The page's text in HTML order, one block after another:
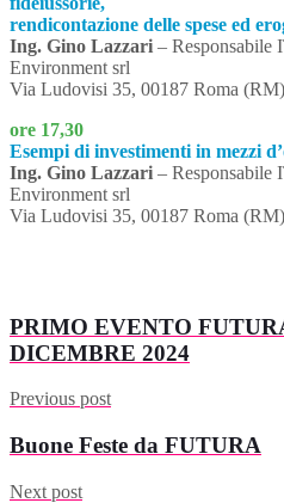
rendicontazione delle spese ed
Ing. Gino Lazzari – Responsabile
Environment srl
Via Ludovisi 35, 00187 Roma (RM)
ore 17,30
Esempi di investimenti in mezzi
Ing. Gino Lazzari – Responsabile
Environment srl
Via Ludovisi 35, 00187 Roma (RM)
PRIMO EVENTO
DICEMBRE 2024
Previous post
Buone Feste da FUTURA
Next post